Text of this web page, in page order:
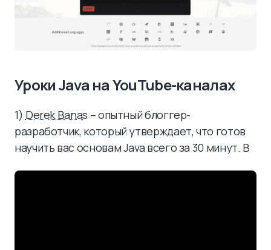
Уроки Java на YouTube-каналах
1) Derek Banas – опытный блоггер-
разработчик, который утверждает, что готов
научить вас основам Java всего за 30 минут. В